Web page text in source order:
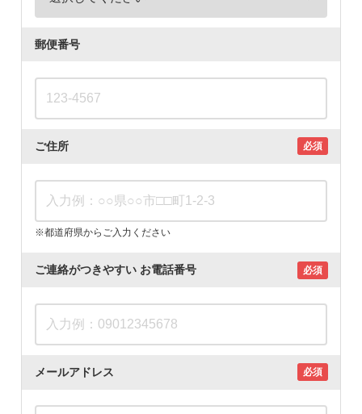
郵便番号
ご住所 必須
※都道府県からご入力ください
ご連絡がつきやすいお電話番号 必須
メールアドレス 必須